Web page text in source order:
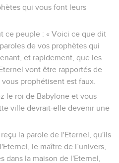
qui vous font leurs
ce peuple : « Voici ce que dit
de vos prophètes qui
et rapidement, que les
vont être rapportés de
prophétisent est faux.
le roi de Babylone et vous
ville devrait-elle devenir une
la parole de l'Eternel, qu'ils
le maître de l’univers,
dans la maison de l'Eternel,